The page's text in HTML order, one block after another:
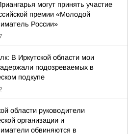
могут принять участие
премии «Молодой
России»
В Иркутской области мои
подозреваемых в
подкупе
области руководители
организации и
обвиняются в